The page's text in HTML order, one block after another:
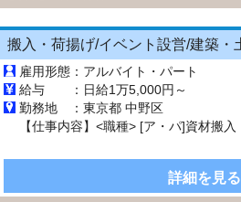
雇用形態： アルバイト・パート
給与 ： 日給1万5,000円～
勤務地 ： 東京都 中野区
詳細を見る